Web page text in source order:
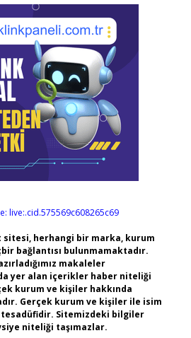
live:.cid.575569c608265c69
sitesi, herhangi bir marka, kurum
bağlantısı bulunmamaktadır.
makaleler
yer alan içerikler haber niteliği
kurum ve kişiler hakkında
Gerçek kurum ve kişiler ile isim
Sitemizdeki bilgiler
niteliği taşımazlar.